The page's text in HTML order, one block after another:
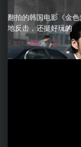
翻拍的韩国电影《金
地反击，还挺好玩的